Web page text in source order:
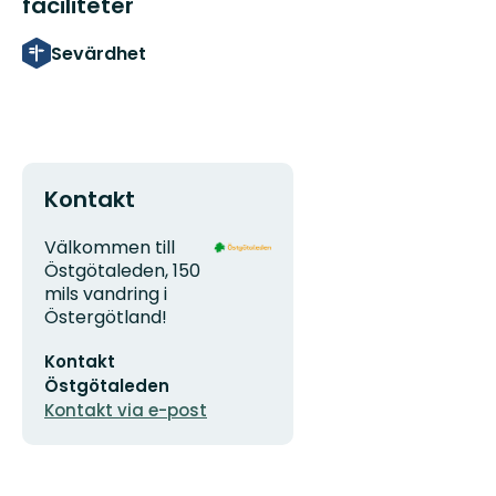
Sevärdhet
Kontakt
Adress
Välkommen till
Östgötaleden, 150
mils vandring i
Östergötland!
postadress
Kontakt
Östgötaleden
Kontakt via e-post
Organisationens